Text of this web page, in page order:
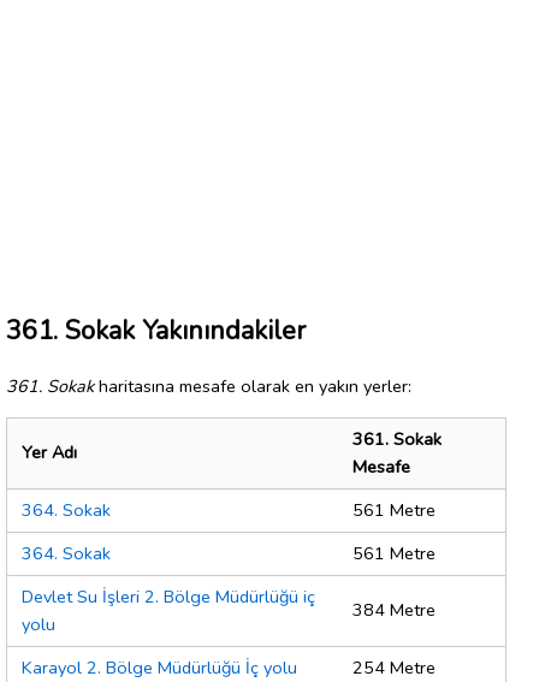
361. Sokak Yakınındakiler
361. Sokakharitasına mesafe olarak en yakın yerler:
Yer Adı
361. Sokak
Mesafe
364. Sokak
561 Metre
364. Sokak
561 Metre
Devlet Su İşleri 2. Bölge Müdürlüğü iç
yolu
384 Metre
Karayol 2. Bölge Müdürlüğü İç yolu
254 Metre